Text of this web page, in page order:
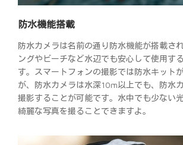
防水機能搭載
防水カメラは名前の通り防水機能が搭載さ
ングやビーチなど水辺でも安心して使用す
す。スマートフォンの撮影では防水キット
が、防水カメラは水深10m以上でも、防水
撮影することが可能です。水中でも少ない
綺麗な写真を撮ることできますよ。